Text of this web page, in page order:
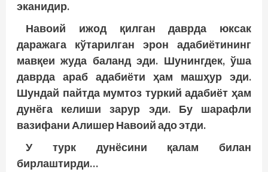
эканидир.
Навоий ижод қилган даврда юксак
даражага кўтарилган эрон адабиётининг
мавқеи жуда баланд эди. Шунингдек, ўша
давр­­да араб адабиёти ҳам машҳур эди.
Шундай пайтда мумтоз туркий адабиёт ҳам
дунёга келиши зарур эди. Бу шарафли
вазифани Алишер Навоий адо этди.
У турк дунёсини қалам билан
бирлаштирди…